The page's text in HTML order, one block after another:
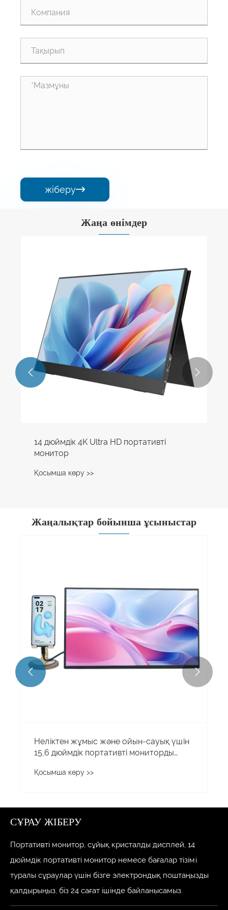
жіберу
Жаңа өнімдер
14 дюймдік 4K Ultra HD портативті
монитор
Қосымша көру >>
 
Жаңалықтар бойынша ұсыныстар
Неліктен жұмыс және ойын-сауық үшін
15,6 дюймдік портативті мониторды
Қосымша көру >>
 
СҰРАУ ЖІБЕРУ
Портативті монитор, сұйық кристалды дисплей, 14
дюймдік портативті монитор немесе бағалар тізімі
туралы сұраулар үшін бізге электрондық поштаңызды
қалдырыңыз, біз 24 сағат ішінде байланысамыз.